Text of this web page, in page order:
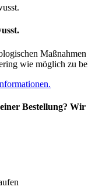
wie möglich zu
Bestellung?